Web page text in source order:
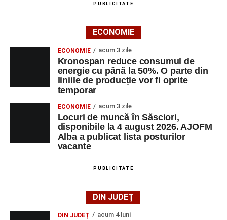
PUBLICITATE
ECONOMIE
ECONOMIE acum 3 zile
Kronospan reduce consumul de
energie cu până la 50%. O parte din
liniile de producție vor fi oprite
temporar
ECONOMIE acum 3 zile
Locuri de muncă în Săsciori,
disponibile la 4 august 2026. AJOFM
Alba a publicat lista posturilor
vacante
PUBLICITATE
DIN JUDEȚ
DIN JUDEȚ acum 4 luni